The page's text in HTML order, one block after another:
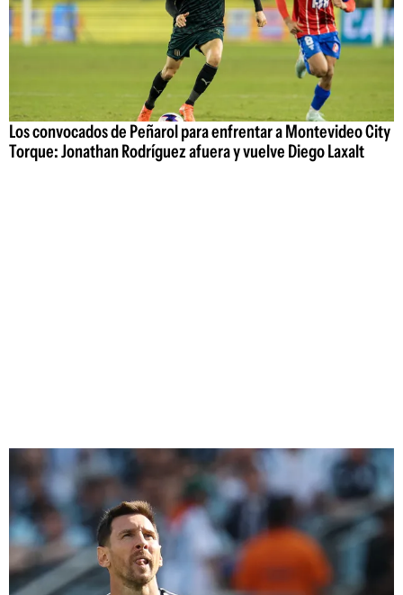
Los convocados de Peñarol para enfrentar a Montevideo City
Torque: Jonathan Rodríguez afuera y vuelve Diego Laxalt